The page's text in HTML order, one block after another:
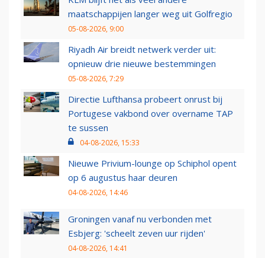
maatschappijen langer weg uit Golfregio
05-08-2026, 9:00
Riyadh Air breidt netwerk verder uit:
opnieuw drie nieuwe bestemmingen
05-08-2026, 7:29
Directie Lufthansa probeert onrust bij
Portugese vakbond over overname TAP
te sussen
04-08-2026, 15:33
Nieuwe Privium-lounge op Schiphol opent
op 6 augustus haar deuren
04-08-2026, 14:46
Groningen vanaf nu verbonden met
Esbjerg: 'scheelt zeven uur rijden'
04-08-2026, 14:41